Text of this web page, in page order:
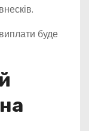
буде